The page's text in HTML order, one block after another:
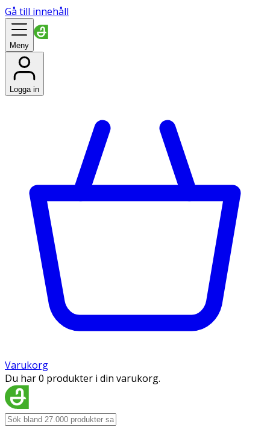
Gå till innehåll
Meny
Logga in
Varukorg
Du har 0 produkter i din varukorg.